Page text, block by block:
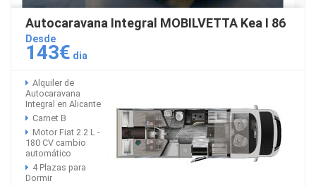
Autocaravana Integral MOBILVETTA Kea I 86
Desde
143€ dia
Alquiler de
Autocaravana
Integral en Alicante
Carnet B
Motor Fiat 2.2 L -
180 CV cambio
automático
4 Plazas para
Dormir